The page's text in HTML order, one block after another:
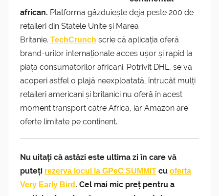
african. Platforma găzduiește deja peste 200 de
retaileri din Statele Unite și Marea
Britanie. TechCrunch scrie că aplicația oferă
brand-urilor internaționale acces ușor și rapid la
piața consumatorilor africani. Potrivit DHL, se va
acoperi astfel o plajă neexploatată, întrucât mulți
retaileri americani și britanici nu oferă în acest
moment transport către Africa, iar Amazon are
oferte limitate pe continent.
Nu uitați că astăzi este ultima zi în care vă
puteți rezerva locul la GPeC SUMMIT cu oferta
Very Early Bird . Cel mai mic preț pentru a